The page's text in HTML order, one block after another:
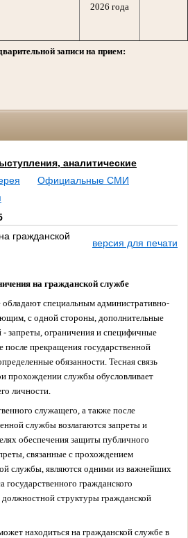
2026 года
записи на прием:
аналитические
Официальные СМИ
гражданской
версия для печати
на гражданской службе
специальным административно-
с одной стороны, дополнительные
- запреты, ограничения и специфичные
после прекращения государственной
обязанности. Тесная связь
прохождении службы обусловливает
личности.
служащего, а также после
службы возлагаются запреты и
обеспечения защиты публичного
связанные с прохождением
службы, являются одними из важнейших
государственного гражданского
должностной структуры гражданской
находиться на гражданской службе в